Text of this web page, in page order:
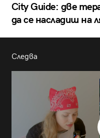
City Guide: две
да се насладиш на
Следва